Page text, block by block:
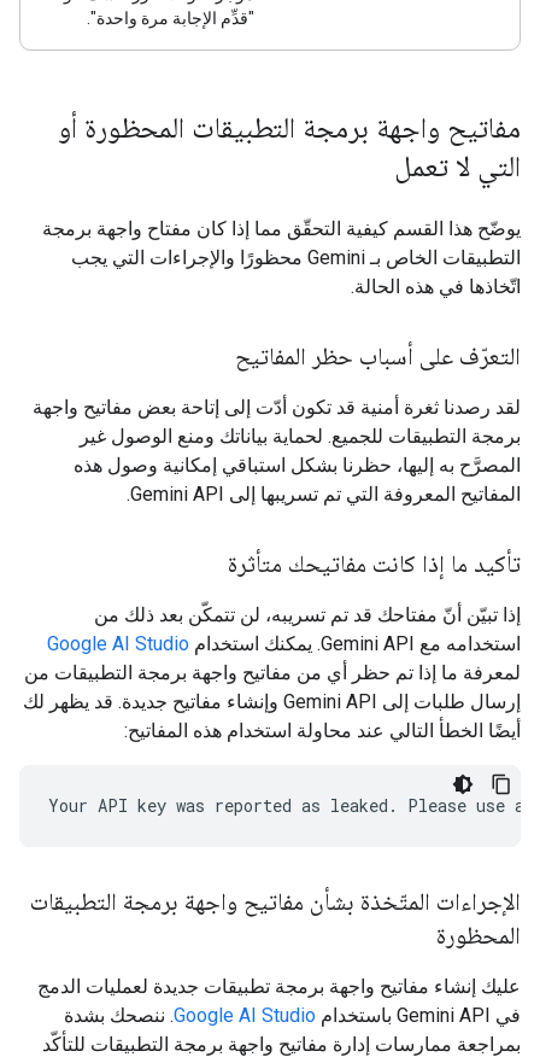
"قدِّم الإجابة مرة واحدة".
مفاتيح واجهة برمجة التطبيقات المحظورة أو
التي لا تعمل
يوضّح هذا القسم كيفية التحقّق مما إذا كان مفتاح واجهة برمجة
التطبيقات الخاص بـ Gemini محظورًا والإجراءات التي يجب
اتّخاذها في هذه الحالة.
التعرّف على أسباب حظر المفاتيح
لقد رصدنا ثغرة أمنية قد تكون أدّت إلى إتاحة بعض مفاتيح واجهة
برمجة التطبيقات للجميع. لحماية بياناتك ومنع الوصول غير
المصرَّح به إليها، حظرنا بشكل استباقي إمكانية وصول هذه
المفاتيح المعروفة التي تم تسريبها إلى Gemini API.
تأكيد ما إذا كانت مفاتيحك متأثرة
إذا تبيّن أنّ مفتاحك قد تم تسريبه، لن تتمكّن بعد ذلك من
استخدامه مع Gemini API. يمكنك استخدام
Google AI Studio
لمعرفة ما إذا تم حظر أي من مفاتيح واجهة برمجة التطبيقات من
إرسال طلبات إلى Gemini API وإنشاء مفاتيح جديدة. قد يظهر لك
أيضًا الخطأ التالي عند محاولة استخدام هذه المفاتيح:
الإجراءات المتّخذة بشأن مفاتيح واجهة برمجة التطبيقات
المحظورة
عليك إنشاء مفاتيح واجهة برمجة تطبيقات جديدة لعمليات الدمج
في Gemini API باستخدام
Google AI Studio. ننصحك بشدة
بمراجعة ممارسات إدارة مفاتيح واجهة برمجة التطبيقات للتأكّد